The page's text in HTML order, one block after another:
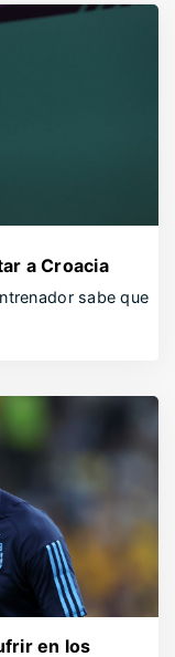
a Croacia
sabe que
en los